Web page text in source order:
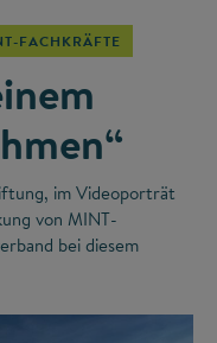
FACHKRÄFTE
im Videoporträt
von MINT-
bei diesem